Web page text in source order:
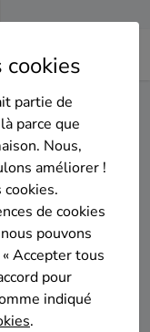
partie de
parce que
Nous,
améliorer !
de cookies
pouvons
Accepter tous
pour
indiqué
.
à